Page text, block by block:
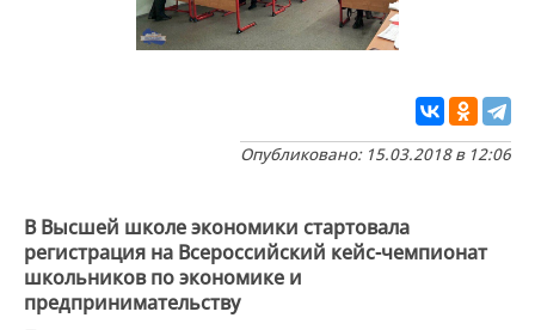
Опубликовано: 15.03.2018 в 12:06
В Высшей школе экономики стартовала
регистрация на Всероссийский кейс-чемпионат
школьников по экономике и
предпринимательству